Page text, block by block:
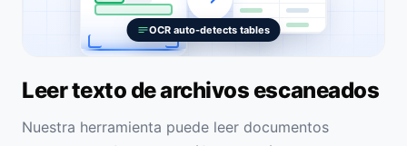
OCR auto-detects tables
Leer texto de archivos escaneados
Nuestra herramienta puede leer documentos